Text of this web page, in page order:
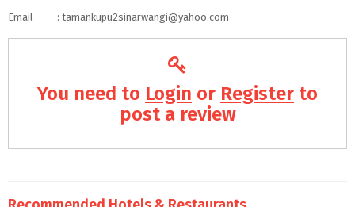
Email : tamankupu2sinarwangi@yahoo.com
You need to Login or Register to
post a review